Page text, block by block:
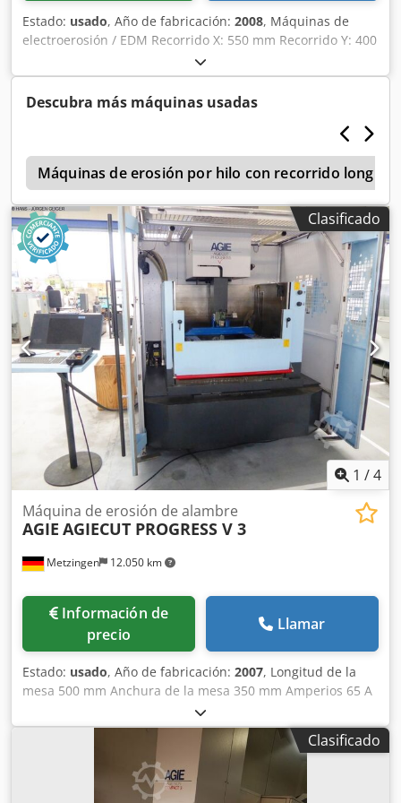
Estado: usado, Año de fabricación: 2008, Máquinas de
electroerosión / EDM Recorrido X: 550 mm Recorrido Y: 400
mm Recorrido Z: 350 mm Tamaño de la mesa X: 700 mm
Tamaño de la mesa Y: 500 mm Peso máximo del electrodo:
80 kg Peso máximo de la pieza: 1000 kg Cambiador de
herramientas: 5 posiciones Dedpfow Ektfex Acyjck
Descubra más máquinas usadas
Máquinas de erosión por hilo con recorrido
Clasificado
1 /4
Metzingen 12.050 km
Máquina de erosión de alambre
AGIE AGIECUT PROGRESS V 3
Información de
precio
Llamar
Estado: usado, Año de fabricación: 2007, Longitud de la
mesa 500 mm Anchura de la mesa 350 mm Amperios 65 A
Unidad de control CNC AGIEVISION 5 Potencia total
necesaria 20 kW Peso de la máquina aprox. 4000 kg
Espacio necesario aprox. m A G I E (Suiza) Máquina de
erosión por hilo controlada por CNC Tipo AGIECUT
PROGRESS V 3 Año de construcción 2007 _____ Campo de
Clasificado